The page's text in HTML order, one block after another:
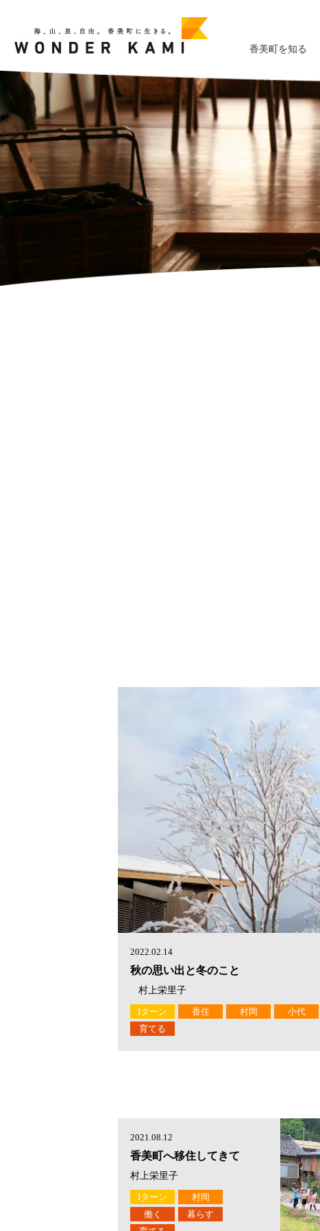
香美町を知る
2022.02.14
秋の思い出と冬のこと
村上栄里子
Iターン 香住 村岡 小代
育てる
2021.08.12
香美町へ移住してきて
村上栄里子
Iターン
村岡
働く
暮らす